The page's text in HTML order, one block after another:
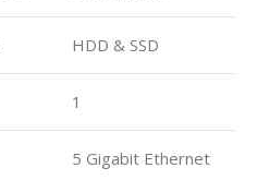
HDD & SSD
1
5 Gigabit Ethernet